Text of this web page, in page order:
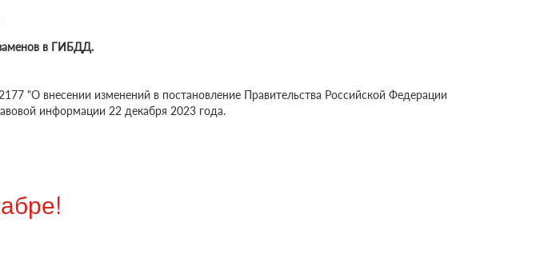
в ГИБДД.
"О внесении изменений в постановление Правительства Российской Федерации
информации 22 декабря 2023 года.